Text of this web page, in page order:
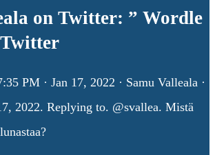
on Twitter: ” Wordle
PM · Jan 17, 2022 · Samu Valleala ·
2022. Replying to. @svallea. Mistä